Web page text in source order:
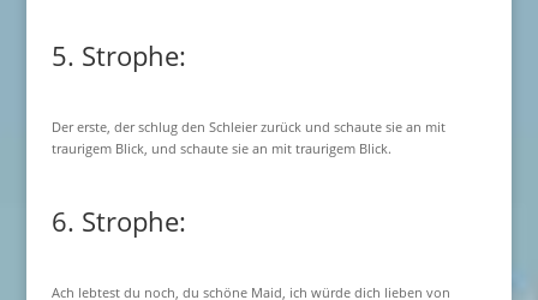
5. Strophe:
Der erste, der schlug den Schleier zurück und schaute sie an mit
traurigem Blick, und schaute sie an mit traurigem Blick.
6. Strophe:
Ach lebtest du noch, du schöne Maid, ich würde dich lieben von